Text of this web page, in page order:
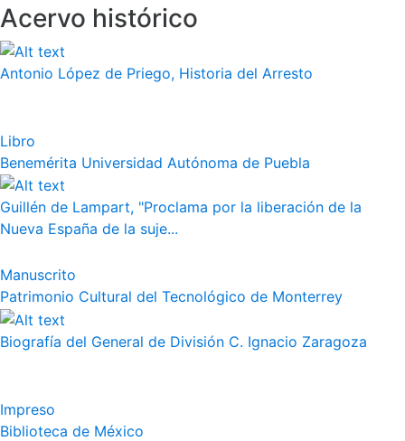
Acervo histórico
Antonio López de Priego, Historia del Arresto
Libro
Benemérita Universidad Autónoma de Puebla
Guillén de Lampart, "Proclama por la liberación de la
Nueva España de la suje...
Manuscrito
Patrimonio Cultural del Tecnológico de Monterrey
Biografía del General de División C. Ignacio Zaragoza
Impreso
Biblioteca de México